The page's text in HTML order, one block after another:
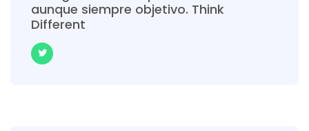
aunque siempre objetivo. Think
Different